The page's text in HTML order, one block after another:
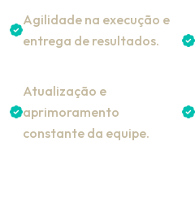
Agilidade na execução e
entrega de resultados.
Atualização e
aprimoramento
constante da equipe.